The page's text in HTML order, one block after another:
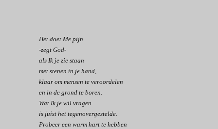
Het doet Me pijn
-zegt God-
als Ik je zie staan
met stenen in je hand,
klaar om mensen te veroordelen
en in de grond te boren.
Wat Ik je wil vragen
is juist het tegenovergestelde.
Probeer een warm hart te hebben